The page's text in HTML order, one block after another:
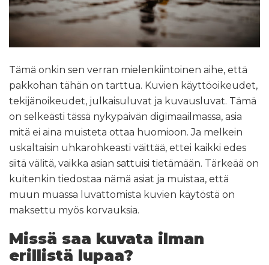
Tämä onkin sen verran mielenkiintoinen aihe, että
pakkohan tähän on tarttua. Kuvien käyttöoikeudet,
tekijänoikeudet, julkaisuluvat ja kuvausluvat. Tämä
on selkeästi tässä nykypäivän digimaailmassa, asia
mitä ei aina muisteta ottaa huomioon. Ja melkein
uskaltaisin uhkarohkeasti väittää, ettei kaikki edes
siitä välitä, vaikka asian sattuisi tietämään. Tärkeää on
kuitenkin tiedostaa nämä asiat ja muistaa, että
muun muassa luvattomista kuvien käytöstä on
maksettu myös korvauksia.
Missä saa kuvata ilman
erillistä lupaa?